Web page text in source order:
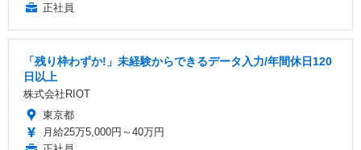
正社員
「残り枠わずか!」未経験からできるデータ入力/年間休日120
日以上
株式会社RIOT
東京都
月給25万5,000円～40万円